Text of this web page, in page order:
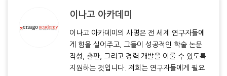
이나고 아카데미
이나고 아카데미의 사명은 전 세계 연구자들에
게 힘을 실어주고, 그들이 성공적인 학술 논문
작성, 출판, 그리고 경력 개발을 이룰 수 있도록
지원하는 것입니다. 저희는 연구자들에게 필요